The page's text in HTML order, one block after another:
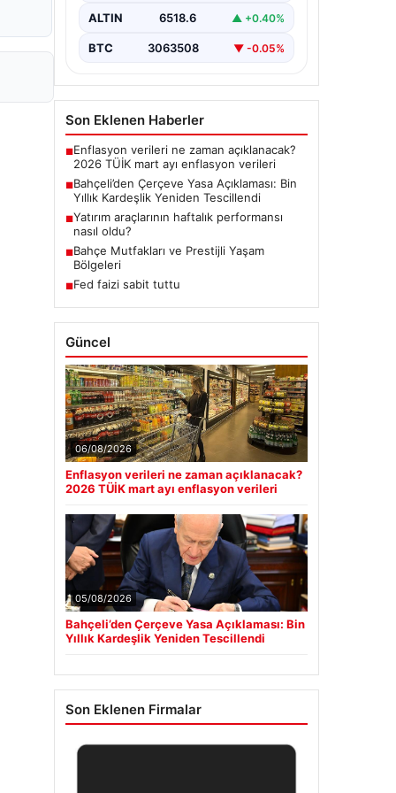
imzalanan…
ALTIN 6518.6 ▲ +0.40%
BTC 3063508 ▼ -0.05%
Son Eklenen Haberler
■Enflasyon verileri ne zaman açıklanacak?
2026 TÜİK mart ayı enflasyon verileri
■Bahçeli’den Çerçeve Yasa Açıklaması: Bin
Yıllık Kardeşlik Yeniden Tescillendi
■Yatırım araçlarının haftalık performansı
nasıl oldu?
■Bahçe Mutfakları ve Prestijli Yaşam
Bölgeleri
■Fed faizi sabit tuttu
Güncel
06/08/2026
Enflasyon verileri ne zaman açıklanacak?
2026 TÜİK mart ayı enflasyon verileri
05/08/2026
Bahçeli’den Çerçeve Yasa Açıklaması: Bin
Yıllık Kardeşlik Yeniden Tescillendi
Son Eklenen Firmalar